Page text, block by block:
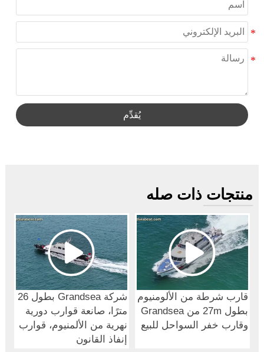
يُقدِّم
منتجات ذات صله
شركة Grandsea بطول 26
مترًا، صانعة قوارب دورية
نهرية من الألمنيوم، قوارب
إنفاذ القانون
قارب شرطة من الألومنيوم
بطول 27m من Grandsea
وقارب خفر السواحل للبيع